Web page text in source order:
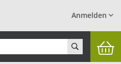
Anmelden